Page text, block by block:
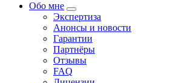
Обо мне
Экспертиза
Анонсы и новости
Гарантии
Партнёры
Отзывы
FAQ